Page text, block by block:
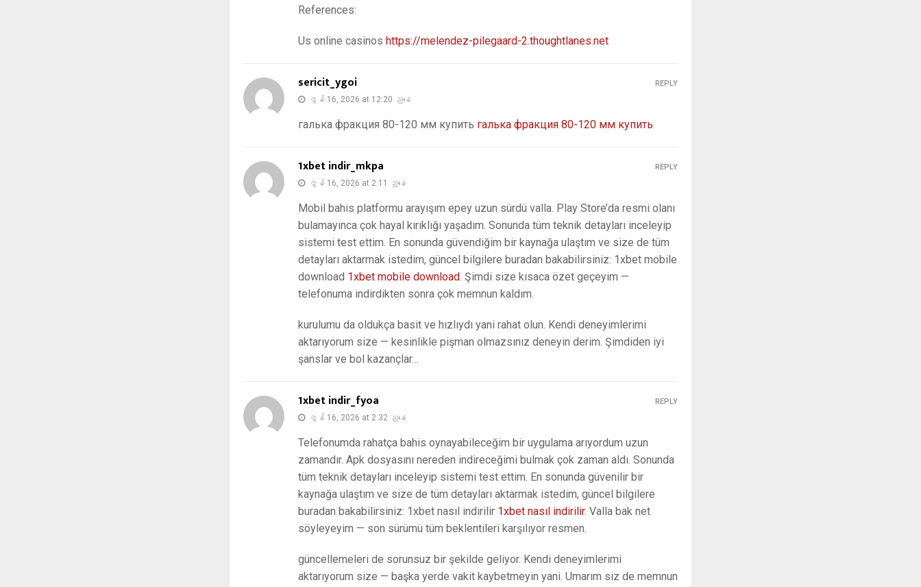
References:
Us online casinos https://melendez-pilegaard-2.thoughtlanes.net
sericit_ygoi
ဇွန် 16, 2026 at 12:20 ညနေ
галька фракция 80-120 мм купить галька фракция 80-120 мм купить
REPLY
1xbet indir_mkpa
ဇွန် 16, 2026 at 2:11 ညနေ
Mobil bahis platformu arayışım epey uzun sürdü valla. Play Store’da resmi olanı
bulamayınca çok hayal kırıklığı yaşadım. Sonunda tüm teknik detayları inceleyip
sistemi test ettim. En sonunda güvendiğim bir kaynağa ulaştım ve size de tüm
detayları aktarmak istedim, güncel bilgilere buradan bakabilirsiniz: 1xbet mobile
download 1xbet mobile download. Şimdi size kısaca özet geçeyim —
telefonuma indirdikten sonra çok memnun kaldım.
kurulumu da oldukça basit ve hızlıydı yani rahat olun. Kendi deneyimlerimi
aktarıyorum size — kesinlikle pişman olmazsınız deneyin derim. Şimdiden iyi
şanslar ve bol kazançlar…
REPLY
1xbet indir_fyoa
ဇွန် 16, 2026 at 2:32 ညနေ
Telefonumda rahatça bahis oynayabileceğim bir uygulama arıyordum uzun
zamandır. Apk dosyasını nereden indireceğimi bulmak çok zaman aldı. Sonunda
tüm teknik detayları inceleyip sistemi test ettim. En sonunda güvenilir bir
kaynağa ulaştım ve size de tüm detayları aktarmak istedim, güncel bilgilere
buradan bakabilirsiniz: 1xbet nasıl indirilir 1xbet nasıl indirilir. Valla bak net
söyleyeyim — son sürümü tüm beklentileri karşılıyor resmen.
güncellemeleri de sorunsuz bir şekilde geliyor. Kendi deneyimlerimi
aktarıyorum size — başka yerde vakit kaybetmeyin yani. Umarım siz de memnun
REPLY